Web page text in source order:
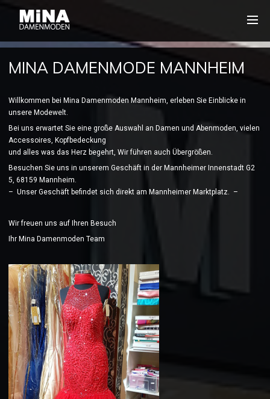
MINA DAMENMODE MANNHEIM
Willkommen bei Mina Damenmoden Mannheim, erleben Sie Einblicke in
unsere Modewelt.
Bei uns erwartet Sie eine große Auswahl an Damen und Abenmoden, vielen
Accessoires, Kopfbedeckung
und alles was das Herz begehrt, Wir führen auch Übergrößen.
Besuchen Sie uns in unserem Geschäft in der Mannheimer Innenstadt G2
5, 68159 Mannheim.
– Unser Geschäft befindet sich direkt am Mannheimer Marktplatz. –
Wir freuen uns auf Ihren Besuch
Ihr Mina Damenmoden Team